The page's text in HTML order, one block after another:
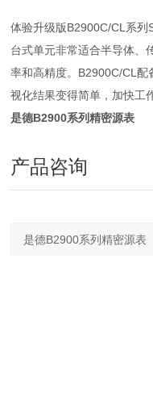
体验升级版B2900C/CL系
台式单元非常适合半导体、
率和高精度。B2900C/CL
视化结果变得简单，加快工
是德B2900系列精密源表
产品咨询